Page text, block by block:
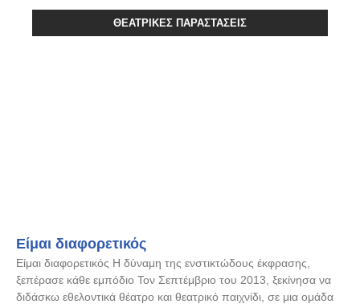
ΘΕΑΤΡΙΚΈΣ ΠΑΡΑΣΤΆΣΕΙΣ
Είμαι διαφορετικός
Είμαι διαφορετικός Η δύναμη της ενστικτώδους έκφρασης,
ξεπέρασε κάθε εμπόδιο Τον Σεπτέμβριο του 2013, ξεκίνησα να
διδάσκω εθελοντικά θέατρο και θεατρικό παιχνίδι, σε μια ομάδα